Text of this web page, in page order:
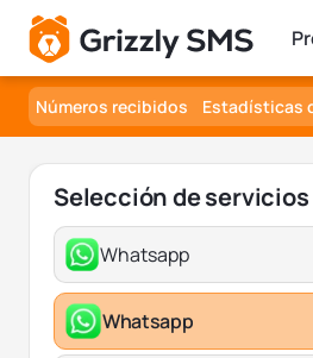
Números recibidos Estadísticas
Selección de servicios
Whatsapp
Whatsapp